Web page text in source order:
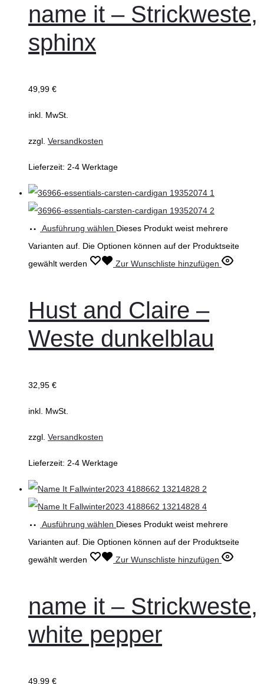
name it – Strickweste,
sphinx
49,99 €
inkl. MwSt.
zzgl. Versandkosten
Lieferzeit: 2-4 Werktage
Ausführung wählen Dieses Produkt weist mehrere
Varianten auf. Die Optionen können auf der Produktseite
gewählt werden
Zur Wunschliste hinzufügen
Hust and Claire –
Weste dunkelblau
32,95 €
inkl. MwSt.
zzgl. Versandkosten
Lieferzeit: 2-4 Werktage
Ausführung wählen Dieses Produkt weist mehrere
Varianten auf. Die Optionen können auf der Produktseite
gewählt werden
Zur Wunschliste hinzufügen
name it – Strickweste,
white pepper
49,99 €